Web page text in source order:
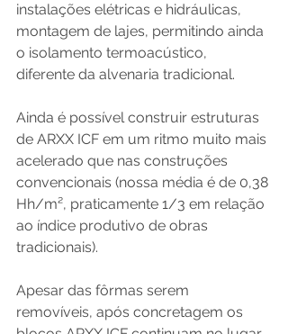
instalações elétricas e hidráulicas,
montagem de lajes, permitindo ainda
o isolamento termoacústico,
diferente da alvenaria tradicional.
Ainda é possível construir estruturas
de ARXX ICF em um ritmo muito mais
acelerado que nas construções
convencionais (nossa média é de 0,38
Hh/m², praticamente 1/3 em relação
ao índice produtivo de obras
tradicionais).
Apesar das fôrmas serem
removíveis, após concretagem os